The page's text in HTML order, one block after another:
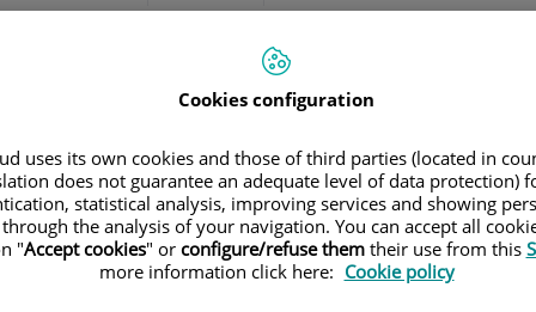
Cookies configuration
uses its own cookies and those of third parties (located in
does not guarantee an adequate level of data protection)
statistical analysis, improving services and showing
the analysis of your navigation. You can accept all
"Accept cookies" or configure/refuse themtheir use from this
more information click here: Cookie policy